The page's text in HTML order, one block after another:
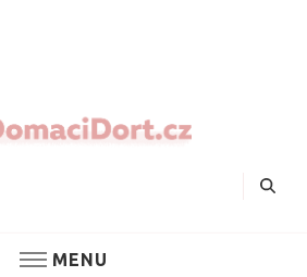
MENU